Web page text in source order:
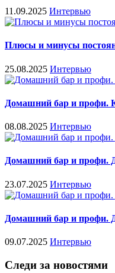
11.09.2025 Интервью
Плюсы и минусы
25.08.2025 Интервью
Домашний бар и профи.
08.08.2025 Интервью
Домашний бар и профи.
23.07.2025 Интервью
Домашний бар и профи.
09.07.2025 Интервью
Следи за новостями